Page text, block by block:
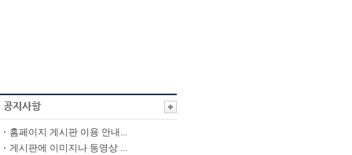
홈페이지 게시판 이용 안내...
게시판에 이미지나 동영상 ...